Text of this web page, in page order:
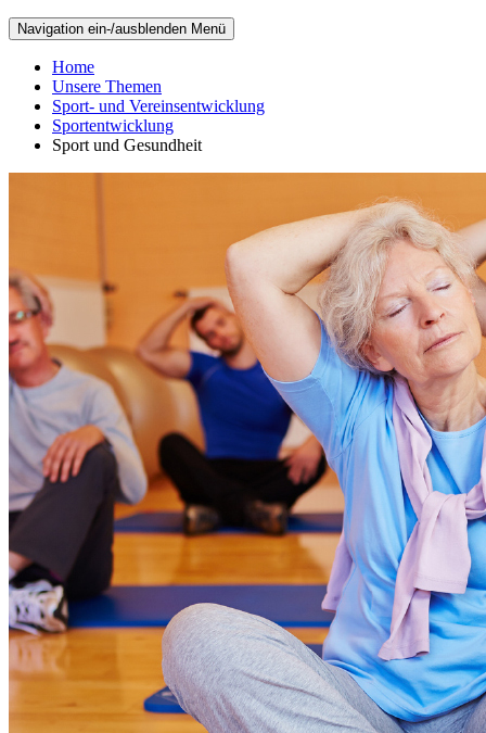
Navigation ein-/ausblenden Menü
Home
Unsere Themen
Sport- und Vereinsentwicklung
Sportentwicklung
Sport und Gesundheit